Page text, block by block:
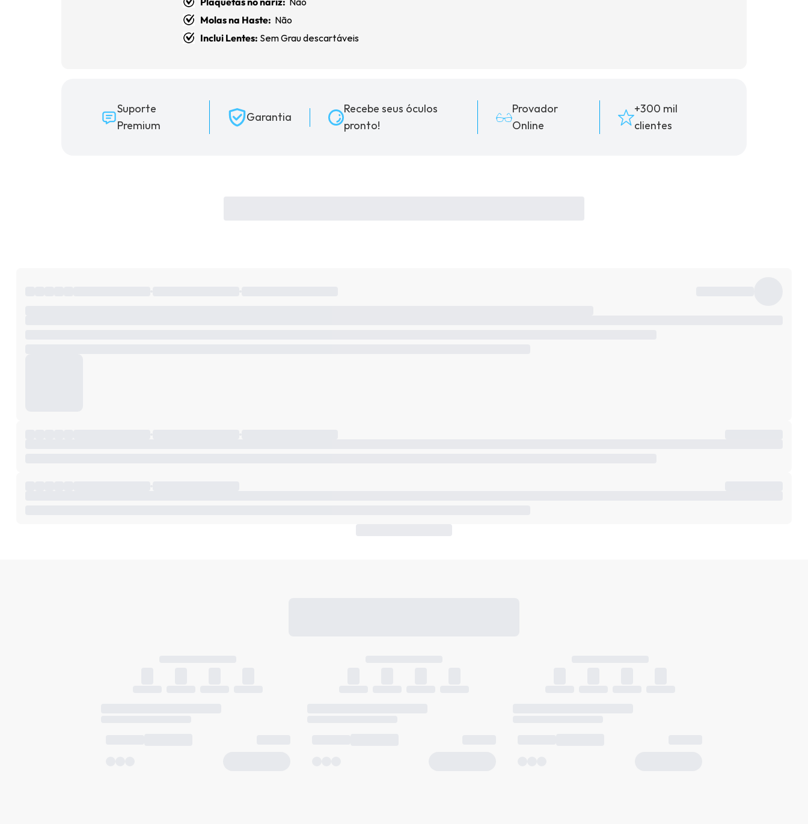
Molas na Haste: Não
Inclui Lentes: Sem Grau descartáveis
Suporte
Premium
Garantia
Recebe seus óculos
pronto!
Provador
Online
+300 mil
clientes